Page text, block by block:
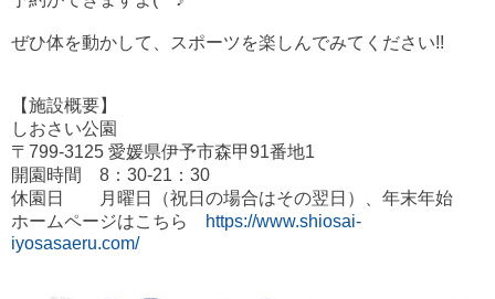
ぜひ体を動かして、スポーツを楽しんでみてください!!
【施設概要】
しおさい公園
〒799-3125 愛媛県伊予市森甲91番地1
開園時間 8：30-21：30
休園日 月曜日（祝日の場合はその翌日）、年末年始
ホームページはこちら
https://www.shiosai-
iyosasaeru.com/